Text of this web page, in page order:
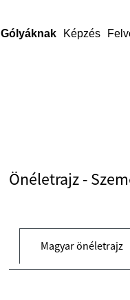
Gólyáknak Képzés
Önéletrajz -
Magyar önéletrajz